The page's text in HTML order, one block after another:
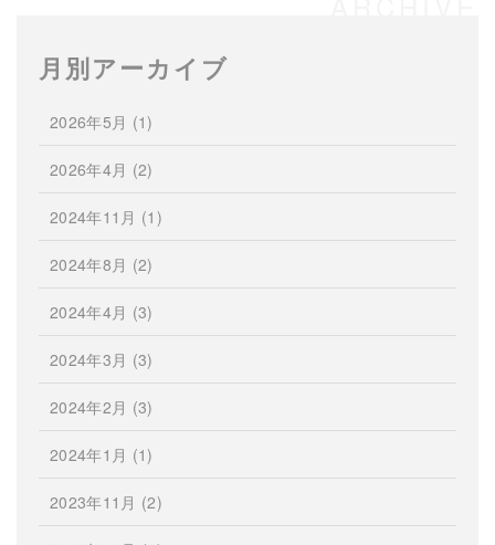
月別アーカイブ
2026年5月 (1)
2026年4月 (2)
2024年11月 (1)
2024年8月 (2)
2024年4月 (3)
2024年3月 (3)
2024年2月 (3)
2024年1月 (1)
2023年11月 (2)